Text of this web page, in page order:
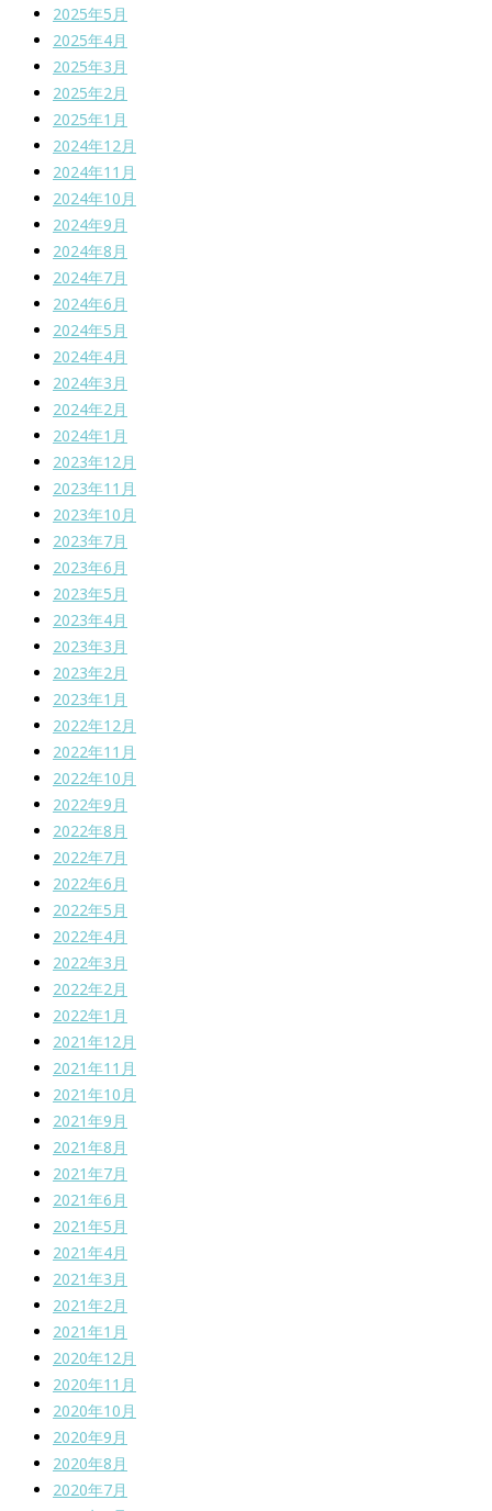
2025年5月
2025年4月
2025年3月
2025年2月
2025年1月
2024年12月
2024年11月
2024年10月
2024年9月
2024年8月
2024年7月
2024年6月
2024年5月
2024年4月
2024年3月
2024年2月
2024年1月
2023年12月
2023年11月
2023年10月
2023年7月
2023年6月
2023年5月
2023年4月
2023年3月
2023年2月
2023年1月
2022年12月
2022年11月
2022年10月
2022年9月
2022年8月
2022年7月
2022年6月
2022年5月
2022年4月
2022年3月
2022年2月
2022年1月
2021年12月
2021年11月
2021年10月
2021年9月
2021年8月
2021年7月
2021年6月
2021年5月
2021年4月
2021年3月
2021年2月
2021年1月
2020年12月
2020年11月
2020年10月
2020年9月
2020年8月
2020年7月